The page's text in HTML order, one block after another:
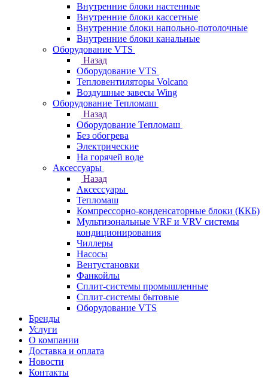
Внутренние блоки настенные
Внутренние блоки кассетные
Внутренние блоки напольно-потолочные
Внутренние блоки канальные
Оборудование VTS
Назад
Оборудование VTS
Тепловентиляторы Volcano
Воздушные завесы Wing
Оборудование Тепломаш
Назад
Оборудование Тепломаш
Без обогрева
Электрические
На горячей воде
Аксессуары
Назад
Аксессуары
Тепломаш
Компрессорно-конденсаторные блоки (ККБ)
Мультизональные VRF и VRV системы
кондиционирования
Чиллеры
Насосы
Вентустановки
Фанкойлы
Сплит-системы промышленные
Сплит-системы бытовые
Оборудование VTS
Бренды
Услуги
О компании
Доставка и оплата
Новости
Контакты